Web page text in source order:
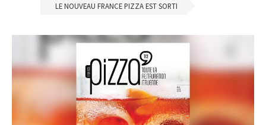
LE NOUVEAU FRANCE PIZZA EST SORTI